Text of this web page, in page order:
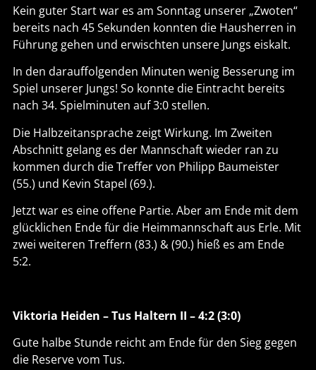
Kein guter Start war es am Sonntag unserer „Zwoten“
bereits nach 45 Sekunden konnten die Hausherren in
Führung gehen und erwischten unsere Jungs eiskalt.
In den darauffolgenden Minuten wenig Besserung im
Spiel unserer Jungs! So konnte die Eintracht bereits
nach 34. Spielminuten auf 3:0 stellen.
Die Halbzeitansprache zeigt Wirkung. Im Zweiten
Abschnitt gelang es der Mannschaft wieder ran zu
kommen durch die Treffer von Philipp Baumeister
(55.) und Kevin Stapel (69.).
Jetzt war es eine offene Partie. Aber am Ende mit dem
glücklichen Ende für die Heimmannschaft aus Erle. Mit
zwei weiteren Treffern (83.) & (90.) hieß es am Ende
5:2.
Viktoria Heiden – Tus Haltern II – 4:2 (3:0)
Gute halbe Stunde reicht am Ende für den Sieg gegen
die Reserve vom Tus.